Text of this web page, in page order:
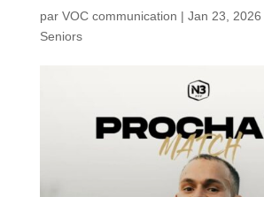
par VOC communication | Jan 23, 2026
Seniors